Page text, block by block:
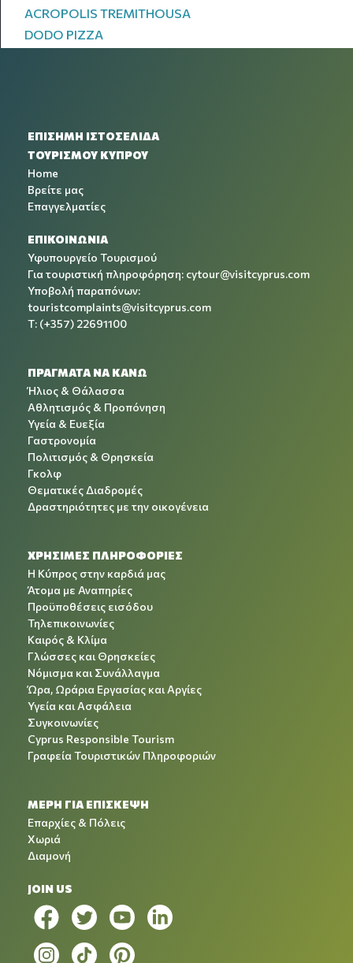
ACROPOLIS TREMITHOUSA
DODO PIZZA
ΕΠΙΣΗΜΗ ΙΣΤΟΣΕΛΙΔΑ
ΤΟΥΡΙΣΜΟΥ ΚΥΠΡΟΥ
Home
Βρείτε μας
Επαγγελματίες
ΕΠΙΚΟΙΝΩΝΙΑ
Υφυπουργείο Τουρισμού
Για τουριστική πληροφόρηση: cytour@visitcyprus.com
Υποβολή παραπόνων:
touristcomplaints@visitcyprus.com
T: (+357) 22691100
ΠΡΑΓΜΑΤΑ ΝΑ ΚΑΝΩ
Ήλιος & Θάλασσα
Αθλητισμός & Προπόνηση
Υγεία & Ευεξία
Γαστρονομία
Πολιτισμός & Θρησκεία
Γκολφ
Θεματικές Διαδρομές
Δραστηριότητες με την οικογένεια
ΧΡΉΣΙΜΕΣ ΠΛΗΡΟΦΟΡΊΕΣ
Η Κύπρος στην καρδιά μας
Άτομα με Αναπηρίες
Προϋποθέσεις εισόδου
Τηλεπικοινωνίες
Καιρός & Κλίμα
Γλώσσες και Θρησκείες
Νόμισμα και Συνάλλαγμα
Ώρα, Ωράρια Εργασίας και Αργίες
Υγεία και Ασφάλεια
Συγκοινωνίες
Cyprus Responsible Tourism
Γραφεία Τουριστικών Πληροφοριών
ΜΕΡΗ ΓΙΑ ΕΠΙΣΚΕΨΗ
Επαρχίες & Πόλεις
Χωριά
Διαμονή
JOIN US